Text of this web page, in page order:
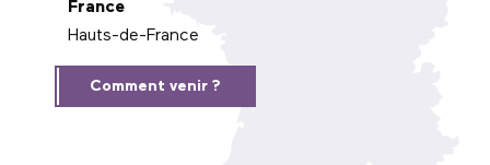
France
Hauts-de-France
Comment venir ?